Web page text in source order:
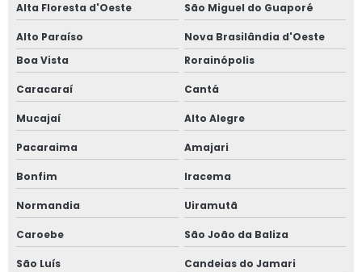
Alta Floresta d'Oeste São Miguel do Guaporé
Alto Paraíso
Nova Brasilândia d'Oeste
Boa Vista
Rorainópolis
Caracaraí Cantá
Mucajaí Alto Alegre
Pacaraima Amajari
Bonfim Iracema
Normandia Uiramutã
Caroebe São João da Baliza
São Luís Candeias do Jamari